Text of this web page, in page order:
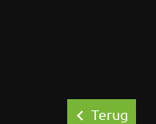
Terug